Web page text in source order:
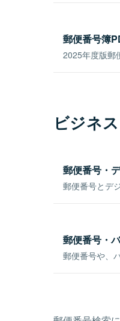
郵便番号簿
2025年度版郵
ビジネ
郵便番号・
郵便番号とデ
郵便番号・
郵便番号や、